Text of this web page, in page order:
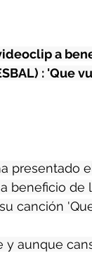
a
: 'Que
presentado
beneficio de
canción
y aunque